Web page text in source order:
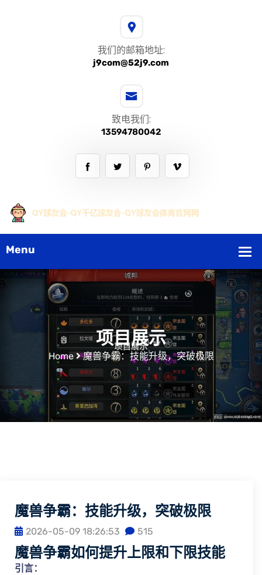
我们的邮箱地址:
j9com@52j9.com
致电我们:
13594780042
项目展示
Home 魔兽争霸：技能升级，突破极限
魔兽争霸：技能升级，突破极限
2026-05-09 18:26:53 515
魔兽争霸如何提升上限和下限技能
引言：